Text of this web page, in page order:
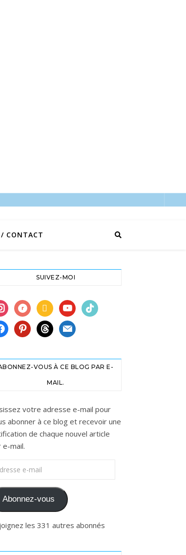
/ CONTACT
SUIVEZ-MOI
ravelrybook youtubetiktok
pinterestthreadsmail
VOUS À CE BLOG PAR E-
MAIL.
votre adresse e-mail pour
abonner à ce blog et recevoir une
de chaque nouvel article
e-mail.
e-mail
Abonnez-vous
les 331 autres abonnés